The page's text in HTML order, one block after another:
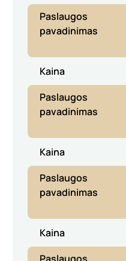
Paslaugos
pavadinimas
Kaina
Paslaugos
pavadinimas
Kaina
Paslaugos
pavadinimas
Kaina